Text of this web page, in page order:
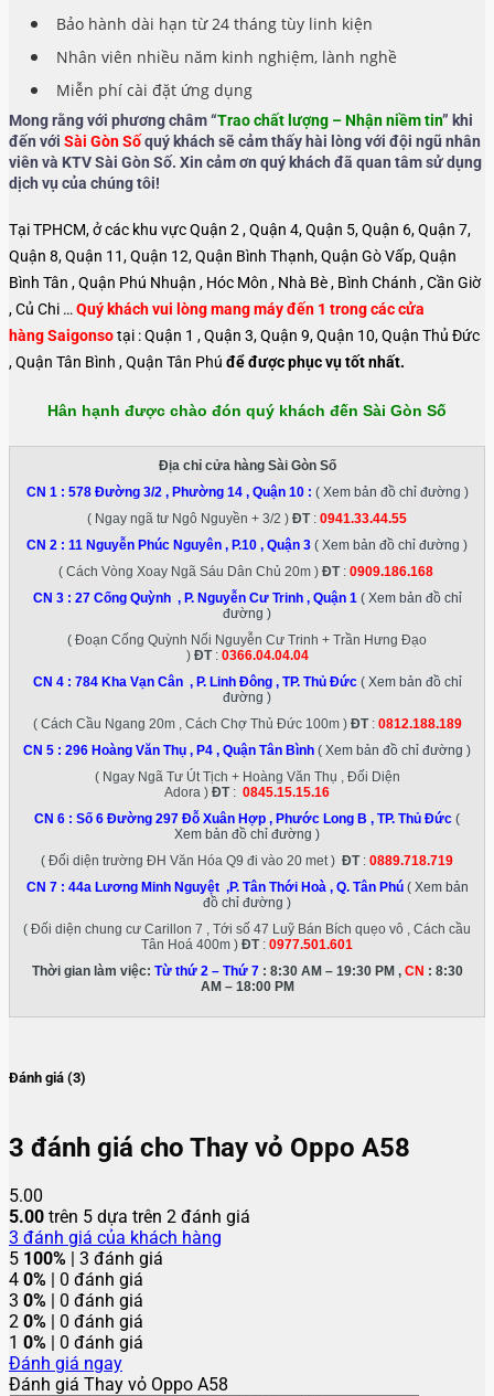
Bảo hành dài hạn từ 24 tháng tùy linh kiện
Nhân viên nhiều năm kinh nghiệm, lành nghề
Miễn phí cài đặt ứng dụng
Mong rằng với phương châm “Trao chất lượng – Nhận niềm tin” khi
đến với Sài Gòn Sốquý khách sẽ cảm thấy hài lòng với đội ngũ nhân
viên và KTV Sài Gòn Số. Xin cảm ơn quý khách đã quan tâm sử dụng
dịch vụ của chúng tôi!
Tại TPHCM, ở các khu vực Quận 2 , Quận 4, Quận 5, Quận 6, Quận 7,
Quận 8, Quận 11, Quận 12, Quận Bình Thạnh, Quận Gò Vấp, Quận
Bình Tân , Quận Phú Nhuận , Hóc Môn , Nhà Bè , Bình Chánh , Cần Giờ
, Củ Chi … Quý khách vui lòng mang máy đến 1 trong các cửa
hàng Saigonsotại : Quận 1 , Quận 3, Quận 9, Quận 10, Quận Thủ Đức
, Quận Tân Bình , Quận Tân Phú để được phục vụ tốt nhất.
Hân hạnh được chào đón quý khách đến Sài Gòn Số
Địa chỉ cửa hàng Sài Gòn Số
CN 1 : 578 Đường 3/2 , Phường 14 , Quận 10: ( Xem bản đồ chỉ đường )
( Ngay ngã tư Ngô Nguyền + 3/2 ) ĐT: 0941.33.44.55
CN 2 : 11 Nguyễn Phúc Nguyên , P.10 , Quận 3 ( Xem bản đồ chỉ đường )
( Cách Vòng Xoay Ngã Sáu Dân Chủ 20m ) ĐT: 0909.186.168
CN 3 : 27 Cống Quỳnh , P. Nguyễn Cư Trinh , Quận 1 ( Xem bản đồ chỉ
đường )
( Đoạn Cống Quỳnh Nối Nguyễn Cư Trinh + Trần Hưng Đạo
) ĐT: 0366.04.04.04
CN 4 : 784 Kha Vạn Cân , P. Linh Đông , TP. Thủ Đức( Xem bản đồ chỉ
đường )
( Cách Cầu Ngang 20m , Cách Chợ Thủ Đức 100m ) ĐT: 0812.188.189
CN 5 : 296 Hoàng Văn Thụ , P4 , Quận Tân Bình ( Xem bản đồ chỉ đường )
( Ngay Ngã Tư Út Tịch + Hoàng Văn Thụ , Đối Diện
Adora ) ĐT: 0845.15.15.16
CN 6 : Số 6 Đường 297 Đỗ Xuân Hợp , Phước Long B , TP. Thủ Đức (
Xem bản đồ chỉ đường )
( Đối diện trường ĐH Văn Hóa Q9 đi vào 20 met ) ĐT: 0889.718.719
CN 7 : 44a Lương Minh Nguyệt ,P. Tân Thới Hoà , Q. Tân Phú ( Xem bản
đồ chỉ đường )
( Đối diện chung cư Carillon 7 , Tới số 47 Luỹ Bán Bích quẹo vô , Cách cầu
Tân Hoá 400m ) ĐT: 0977.501.601
Thời gian làm việc: Từ thứ 2 – Thứ 7: 8:30 AM – 19:30 PM , CN : 8:30
AM – 18:00 PM
Đánh giá (3)
3 đánh giá cho Thay vỏ Oppo A58
5.00
5.00 trên 5 dựa trên 2 đánh giá
3 đánh giá của khách hàng
5 100% | 3 đánh giá
4 0% | 0 đánh giá
3 0% | 0 đánh giá
2 0% | 0 đánh giá
1 0% | 0 đánh giá
Đánh giá ngay
Đánh giá Thay vỏ Oppo A58